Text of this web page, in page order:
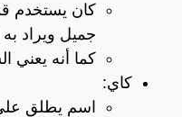
كان يستخدم
جميل ويراد به
كما أنه يعني
كاي:
اسم يطلق